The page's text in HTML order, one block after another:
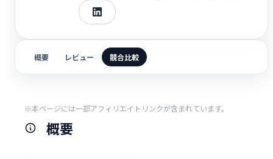
概要 レビュー 競合比較
※本ページには一部アフィリエイトリンクが含まれています。
概要